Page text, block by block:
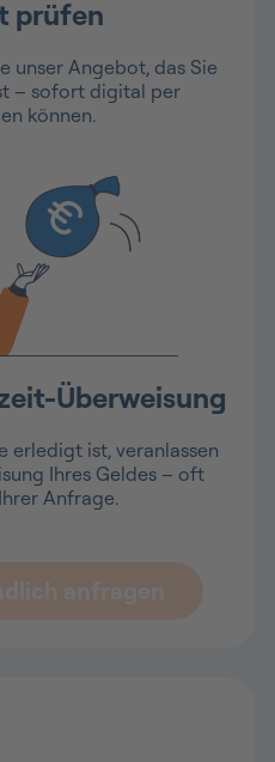
prüfen
unser Angebot, das Sie
– sofort digital per
können.
Überweisung
erledigt ist, veranlassen
Ihres Geldes – oft
Anfrage.